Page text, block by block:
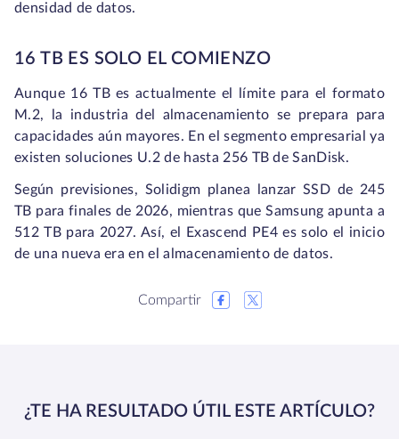
densidad de datos.
16 TB ES SOLO EL COMIENZO
Aunque 16 TB es actualmente el límite para el formato
M.2, la industria del almacenamiento se prepara para
capacidades aún mayores. En el segmento empresarial ya
existen soluciones U.2 de hasta 256 TB de SanDisk.
Según previsiones, Solidigm planea lanzar SSD de 245
TB para finales de 2026, mientras que Samsung apunta a
512 TB para 2027. Así, el Exascend PE4 es solo el inicio
de una nueva era en el almacenamiento de datos.
Compartir
¿TE HA RESULTADO ÚTIL ESTE ARTÍCULO?